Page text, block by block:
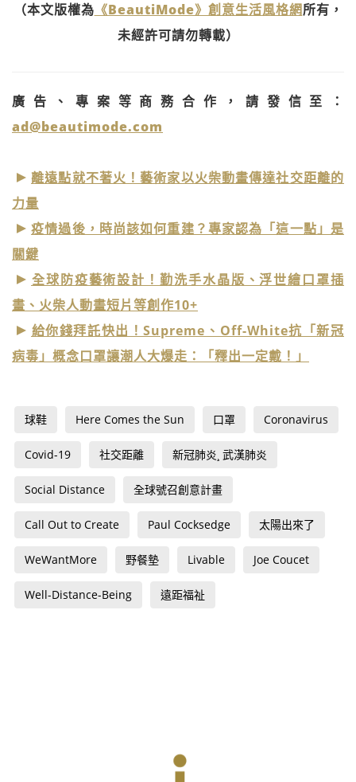
（本文版權為 《BeautiMode》創意生活風格網所有，
未經許可請勿轉載）
廣告、專案等商務合作，請發信至：
ad@beautimode.com
離遠點就不著火！藝術家以火柴動畫傳達社交距離的
力量
疫情過後，時尚該如何重建？專家認為「這一點」是
關鍵
全球防疫藝術設計！勤洗手水晶版、浮世繪口罩插
畫、火柴人動畫短片等創作10+
給你錢拜託快出！Supreme、Off-White抗「新冠
病毒」概念口罩讓潮人大爆走：「釋出一定戴！」
球鞋 Here Comes the Sun 口罩 Coronavirus
Covid-19 社交距離 新冠肺炎¸ 武漢肺炎
Social Distance 全球號召創意計畫
Call Out to Create Paul Cocksedge 太陽出來了
WeWantMore 野餐墊 Livable Joe Coucet
Well-Distance-Being 遠距福祉